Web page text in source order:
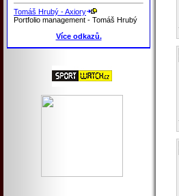
Tomáš Hrubý - Axiory
Portfolio management - Tomáš Hrubý
Více odkazů.